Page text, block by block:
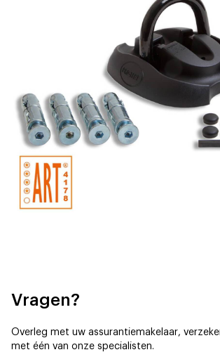
Vragen?
Overleg met uw assurantiemakelaar,
met één van onze specialisten.